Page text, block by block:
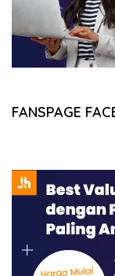
FANSPAGE